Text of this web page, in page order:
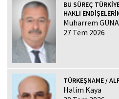
BU SÜREÇ
HAKLI
Muharrem
27 Tem 2026
TÜRKEŞNAME /
Halim Kaya